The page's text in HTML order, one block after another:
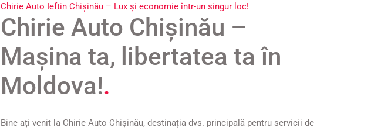
Chirie Auto Ieftin Chișinău – Lux și economie într-un singur loc!
Chirie Auto Chișinău –
Mașina ta, libertatea ta în
Moldova!.
​Bine ați venit la Chirie Auto Chișinău, destinația dvs. principală pentru servicii de